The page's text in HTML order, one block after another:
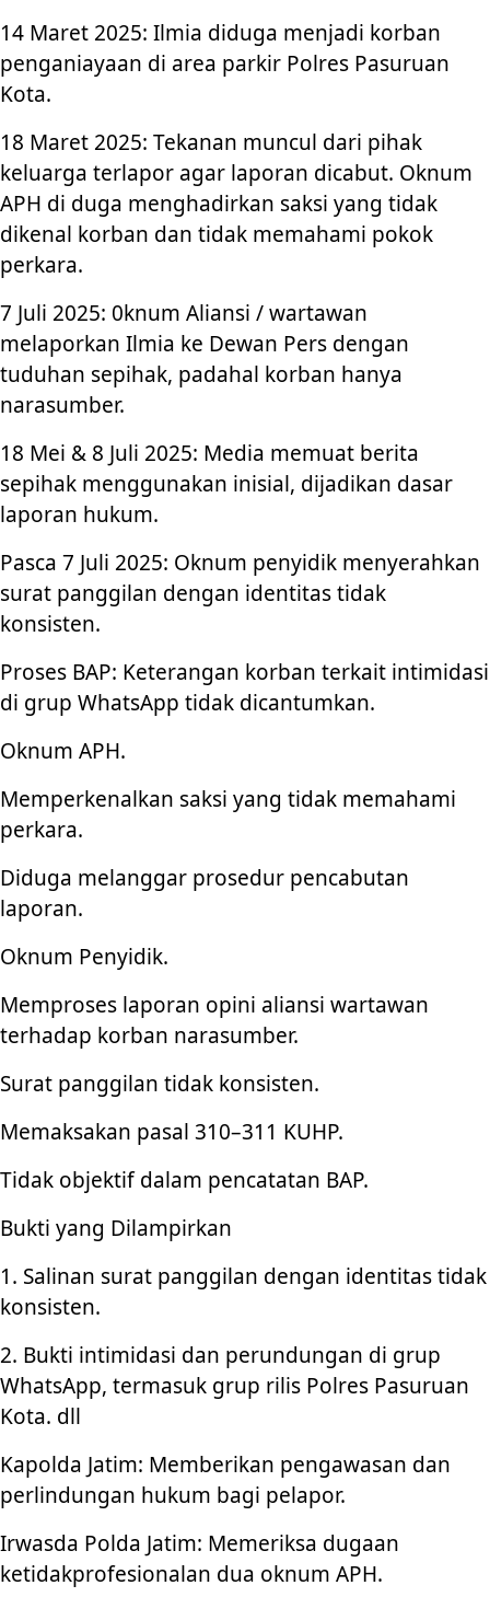
14 Maret 2025: Ilmia diduga menjadi korban
penganiayaan di area parkir Polres Pasuruan
Kota.
18 Maret 2025: Tekanan muncul dari pihak
keluarga terlapor agar laporan dicabut. Oknum
APH di duga menghadirkan saksi yang tidak
dikenal korban dan tidak memahami pokok
perkara.
7 Juli 2025: 0knum Aliansi / wartawan
melaporkan Ilmia ke Dewan Pers dengan
tuduhan sepihak, padahal korban hanya
narasumber.
18 Mei & 8 Juli 2025: Media memuat berita
sepihak menggunakan inisial, dijadikan dasar
laporan hukum.
Pasca 7 Juli 2025: Oknum penyidik menyerahkan
surat panggilan dengan identitas tidak
konsisten.
Proses BAP: Keterangan korban terkait intimidasi
di grup WhatsApp tidak dicantumkan.
Oknum APH.
Memperkenalkan saksi yang tidak memahami
perkara.
Diduga melanggar prosedur pencabutan
laporan.
Oknum Penyidik.
Memproses laporan opini aliansi wartawan
terhadap korban narasumber.
Surat panggilan tidak konsisten.
Memaksakan pasal 310–311 KUHP.
Tidak objektif dalam pencatatan BAP.
Bukti yang Dilampirkan
1. Salinan surat panggilan dengan identitas tidak
konsisten.
2. Bukti intimidasi dan perundungan di grup
WhatsApp, termasuk grup rilis Polres Pasuruan
Kota. dll
Kapolda Jatim: Memberikan pengawasan dan
perlindungan hukum bagi pelapor.
Irwasda Polda Jatim: Memeriksa dugaan
ketidakprofesionalan dua oknum APH.